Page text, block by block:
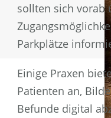
sollten sich vorab
Parkplätze
Einige Praxen
Patienten an,
Befunde digital